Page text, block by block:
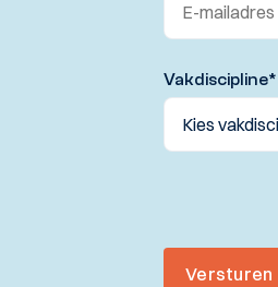
Vakdiscipline*
Versturen